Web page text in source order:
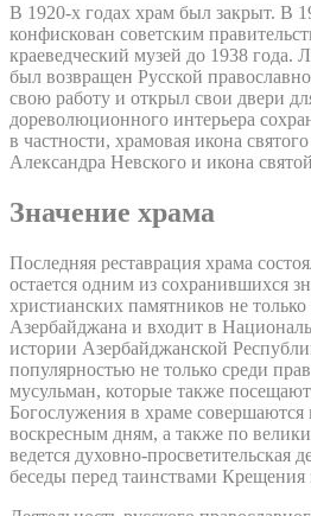
В 1920-х годах храм был закрыт. В
конфискован советским
краеведческий музей до 1938 года.
был возвращен Русской
свою работу и открыл свои двери
дореволюционного интерьера
в частности, храмовая икона
Александра Невского и икона
Значение храма
Последняя реставрация храма
остается одним из сохранившихся
христианских памятников не
Азербайджана и входит в
истории Азербайджанской
популярностью не только среди
мусульман, которые также
Богослужения в храме
воскресным дням, а также по
ведется духовно-просветительская
беседы перед таинствами